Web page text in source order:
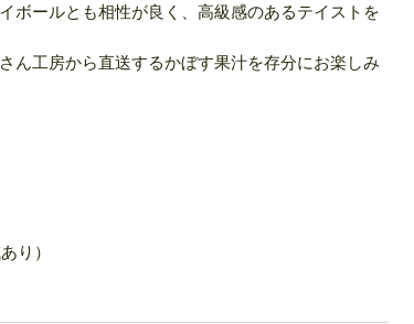
ボールとも相性が良く、高級感のあるテイストを
ん工房から直送するかぼす果汁を存分にお楽しみ
り）